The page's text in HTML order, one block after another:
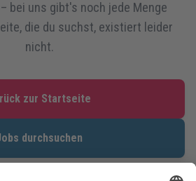
bei uns gibt's noch jede Menge
die du suchst, existiert leider
nicht.
zur Startseite
durchsuchen